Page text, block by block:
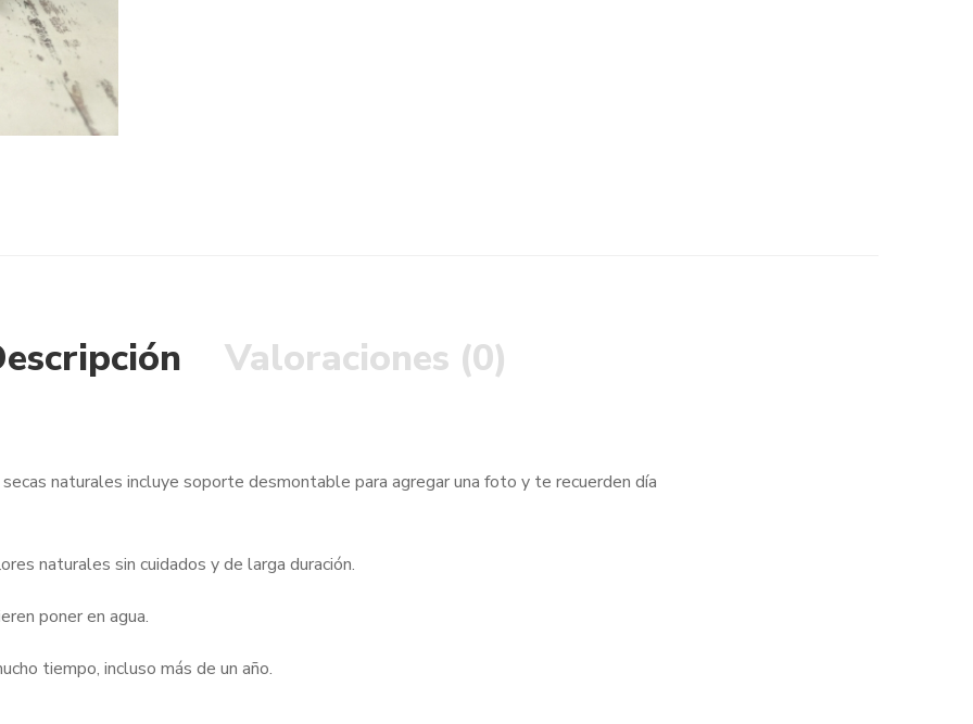
Valoraciones (0)
naturales incluye soporte desmontable para agregar una foto y te recuerden día
naturales sin cuidados y de larga duración.
poner en agua.
tiempo, incluso más de un año.